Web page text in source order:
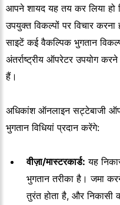
आपने शायद यह तय कर लिया
उपयुक्त विकल्पों पर विचार
साइटें कई वैकल्पिक भुगतान
अंतर्राष्ट्रीय ऑपरेटर उपयोग
हैं।
अधिकांश ऑनलाइन सट्टेबाजी
भुगतान विधियां प्रदान करेंगे:
वीज़ा/मास्टरकार्ड: यह
भुगतान तरीका है। जमा
तुरंत होता है, और